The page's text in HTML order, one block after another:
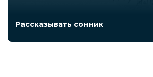
Рассказывать сонник